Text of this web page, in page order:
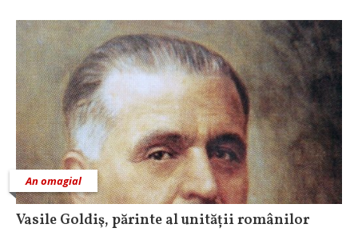
An omagial
Vasile Goldiş, părinte al unității românilor